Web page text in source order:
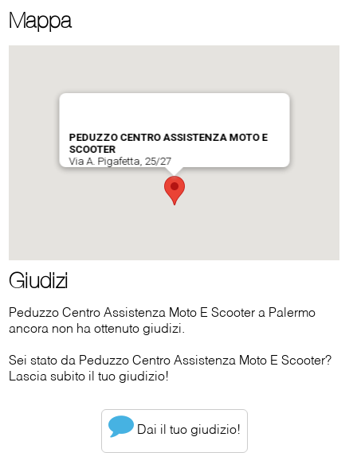
Mappa
Giudizi
Peduzzo Centro Assistenza Moto E Scooter a Palermo
ancora non ha ottenuto giudizi.
Sei stato da Peduzzo Centro Assistenza Moto E Scooter?
Lascia subito il tuo giudizio!
Dai il tuo giudizio!